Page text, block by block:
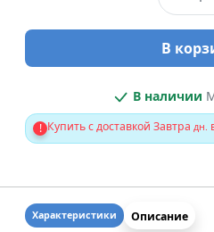
В
В наличии
! Купить с доставкой Завтра дн.
Характеристики Описание